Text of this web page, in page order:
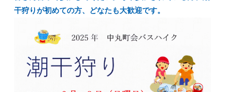
干狩りが初めての方、どなたも大歓迎です。